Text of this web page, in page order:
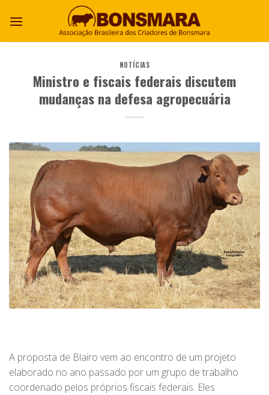
NOTÍCIAS
Ministro e fiscais federais discutem
mudanças na defesa agropecuária
A proposta de Blairo vem ao encontro de um projeto
elaborado no ano passado por um grupo de trabalho
coordenado pelos próprios fiscais federais. Eles